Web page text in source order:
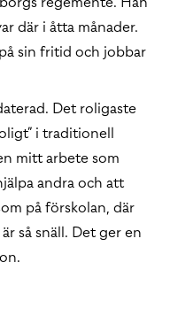
där i åtta månader.
sin fritid och jobbar
Det roligaste
i traditionell
mitt arbete som
andra och att
på förskolan, där
så snäll. Det ger en